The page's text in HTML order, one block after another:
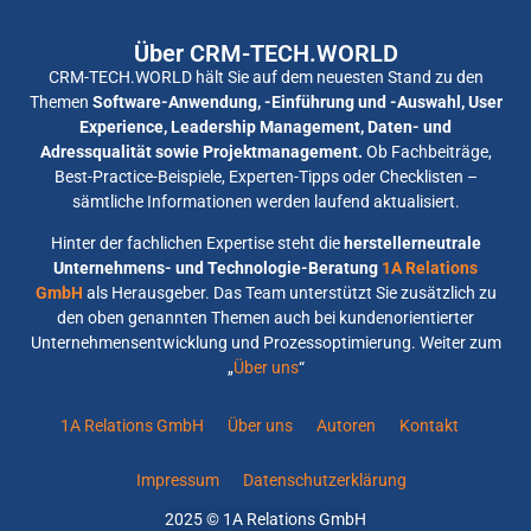
Über CRM-TECH.WORLD
CRM-TECH.WORLD hält Sie auf dem neuesten Stand zu den
Themen Software-Anwendung, -Einführung und -Auswahl, User
Experience, Leadership Management, Daten- und
Adressqualität sowie Projektmanagement. Ob Fachbeiträge,
Best-Practice-Beispiele, Experten-Tipps oder Checklisten –
sämtliche Informationen werden laufend aktualisiert.
Hinter der fachlichen Expertise steht die herstellerneutrale
Unternehmens- und Technologie-Beratung 1A Relations
GmbH als Herausgeber. Das Team unterstützt Sie zusätzlich zu
den oben genannten Themen auch bei kundenorientierter
Unternehmensentwicklung und Prozessoptimierung. Weiter zum
„Über uns“
1A Relations GmbH Über uns Autoren Kontakt
Impressum Datenschutzerklärung
2025 © 1A Relations GmbH